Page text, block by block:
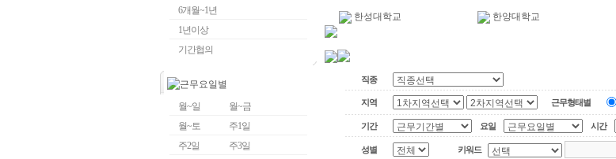
6개월~1년
1년이상
기간협의
월~일
월~금
월~토
주1일
주2일
주3일
한성대학교
한양대학교
직종
지역 근무형태별
기간 요일 시간
성별 키워드